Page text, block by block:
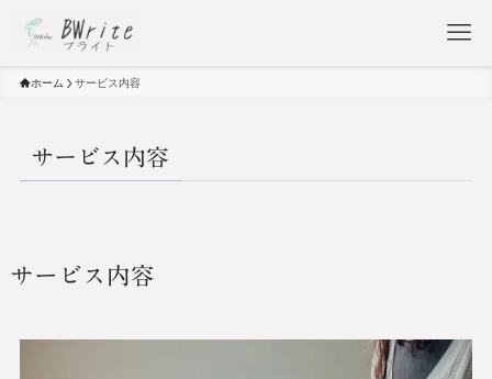
ホーム サービス内容
サービス内容
サービス内容